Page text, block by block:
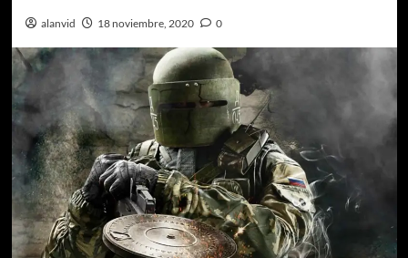
alanvid 18 noviembre, 2020 0